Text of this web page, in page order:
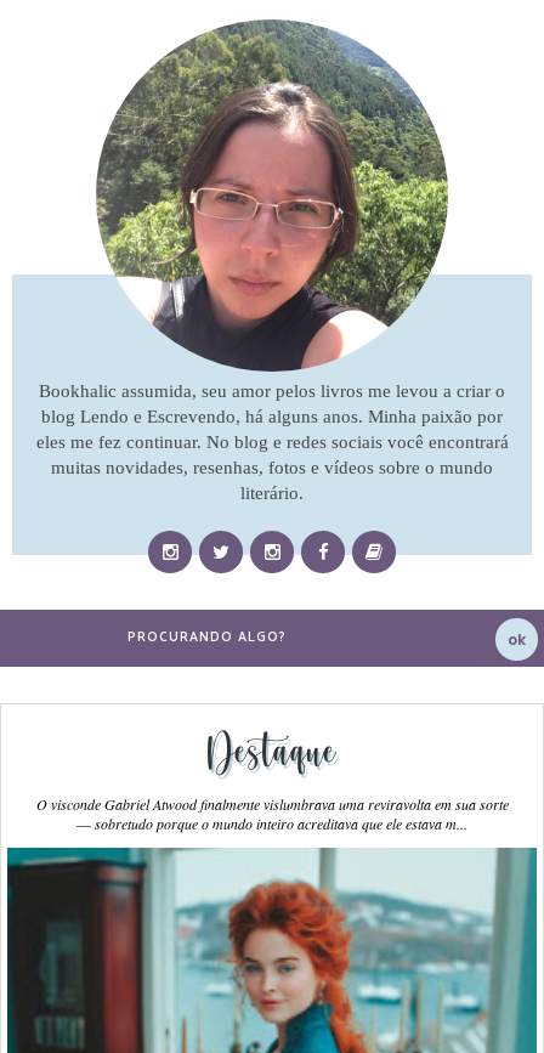
Bookhalic assumida, seu amor pelos livros me levou a criar o
blog Lendo e Escrevendo, há alguns anos. Minha paixão por
eles me fez continuar. No blog e redes sociais você encontrará
muitas novidades, resenhas, fotos e vídeos sobre o mundo
literário.
Destaque
O visconde Gabriel Atwood finalmente vislumbrava uma reviravolta em sua sorte
― sobretudo porque o mundo inteiro acreditava que ele estava m...